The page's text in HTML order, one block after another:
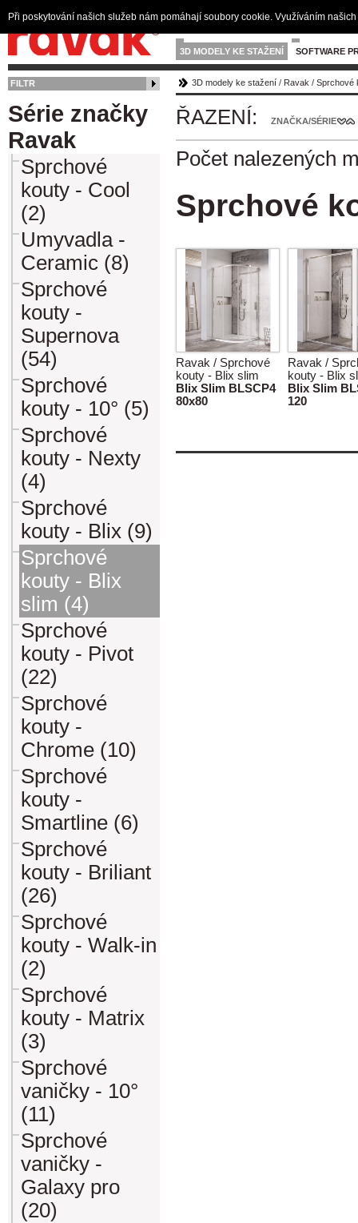
3D MODELY KE STAŽENÍ SOFTWARE
FILTR
Série značky
Ravak
Sprchové
kouty - Cool
(2)
Umyvadla -
Ceramic (8)
Sprchové
kouty -
Supernova
(54)
Sprchové
kouty - 10° (5)
Sprchové
kouty - Nexty
(4)
Sprchové
kouty - Blix (9)
Sprchové
kouty - Blix
slim (4)
Sprchové
kouty - Pivot
(22)
Sprchové
kouty -
Chrome (10)
Sprchové
kouty -
Smartline (6)
Sprchové
kouty - Briliant
(26)
Sprchové
kouty - Walk-in
(2)
Sprchové
kouty - Matrix
(3)
Sprchové
vaničky - 10°
(11)
Sprchové
vaničky -
Galaxy pro
(20)
3D modely ke stažení / Ravak / Sprchové
ŘAZENÍ: ZNAČKA/SÉRIE
Počet nalezených
Sprchové
Ravak / Sprchové
kouty - Blix slim
Blix Slim BLSCP4
80x80
Ravak /
kouty - Blix
Blix Slim
120
Při poskytování našich služeb nám pomáhají soubory cookie. Využíváním